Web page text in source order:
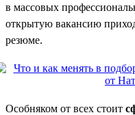
в массовых
открытую вакансию
резюме.
Особняком от всех стоит